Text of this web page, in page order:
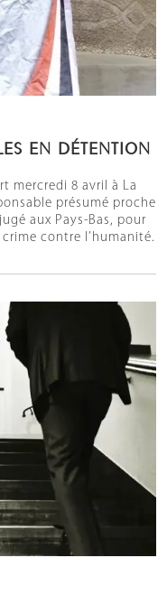
EN DÉTENTION
mercredi 8 avril à La
présumé proche
aux Pays-Bas, pour
contre l’humanité.